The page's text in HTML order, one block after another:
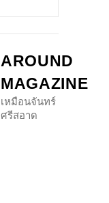
AROUND
MAGAZINE
เหมือนจันทร์
ศรีสอาด